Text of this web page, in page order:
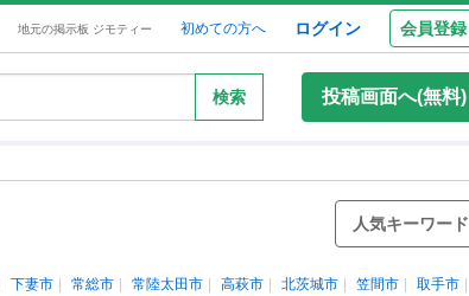
地元の掲示板 ジモティー 初めての方へ ログイン 会員登録
検索 投稿画面へ(無料)
人気キーワード
下妻市 常総市 常陸太田市 高萩市 北茨城市 笠間市
取手市